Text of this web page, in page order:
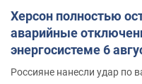
Херсон полностью
аварийные
энергосистеме 6
Россияне нанесли удар по